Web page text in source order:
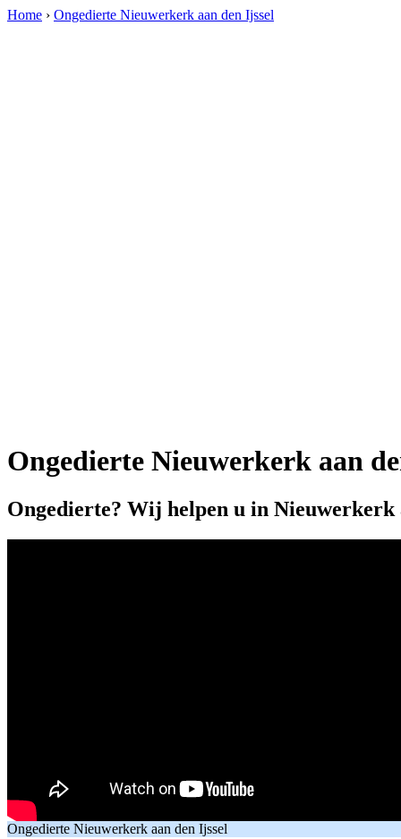
Home › Ongedierte Nieuwerkerk aan den Ijssel
Ongedierte Nieuwerkerk aan
Ongedierte? Wij helpen u in Nieuwerkerk
Ongedierte Nieuwerkerk aan den Ijssel